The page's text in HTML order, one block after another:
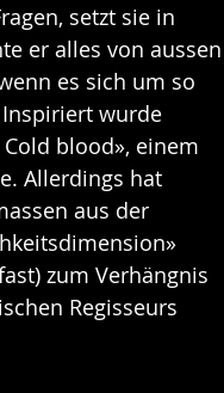
setzt sie in
er alles von aussen
es sich um so
wurde
blood», einem
Allerdings hat
aus der
zum Verhängnis
Regisseurs